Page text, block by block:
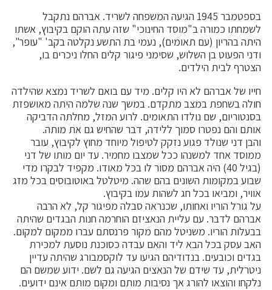
בספטמבר 1945 הגיעה המשפחה לשריד. אברהם נתקבל
לשמחתו כמורה ב"מוסד החינוכי" שזה עתה הוקם בקיבוץ, אשתו
היתה בהריון (עם תאומים), נעמי בת התשע נקלטה בקב' "עופר",
ודני הפעוט בן השלוש, שסימני פיגור קלים החלו ניכרים בו,
הצטרף לבית הילדים.
חייו של אברהם לא היו קלים. מיד עם בואם לשריד נמצא שהילדה
חולה בשחפת במצב מתקדם. במשך שנה שלמה היתה מאושפזת
בסנטוריום, שם נולדו התאומים. לרוע המזל, מחלתה הדביקה
אותם והם נפטרו סמוך ללידה, דבר שהחיש גם את מותה.
והבן דני שנולד פגוע נזקק לטיפול מיוחד מחוץ לקיבוץ, עובר
ממוסד אחד למשנהו ככל שמצבו מחמיר. עד יום מותו של דני
(בגיל 40) היה אברהם מסור לו בכל מאודו. מקפיד לבקרו מדי
שבוע במקומות השונים בהם שהה. מיטלטל באוטובוסים בכל מזג
אוויר, ומביאו בכל חג לשהות עמו בקיבוץ.
על גורל הוריו ואחותו, שכנראה סבלה מפיגור קל, לא הרבה
אברהם לדבר. עם עליית הנאציזם הוחרמה חנות הבגדים שהיתה
בבעלות הוריו. משניטל מהם מקור פרנסתם עברו ממקום למקום.
האב עסק בכל הבא ליד והאם עבדה כסוכנת נוסעת למכירת
בגדים וכובעים. בנדודיהם הגיעו עד לוקסמבורג שהיתה עדיין
ניטרלית, עד שידם של הנאצים הגיעה גם לשם. ידוע שמשם הם
נלקחו והוצאו להורג אך נסיבות מותם ומקום מותם אינם ידועים.